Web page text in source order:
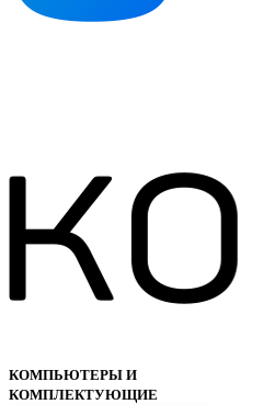
КОМПЬЮТЕРЫ И
КОМПЛЕКТУЮЩИЕ